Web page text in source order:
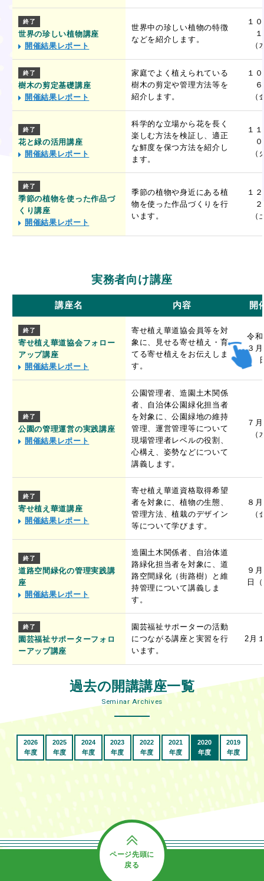
終了
世界の珍しい植物講座
開催結果レポート
世界中の珍しい植物の特徴
などを紹介します。
１
（
終了
樹木の剪定基礎講座
開催結果レポート
家庭でよく植えられている
樹木の剪定や管理方法等を
紹介します。
１
（
終了
花と緑の活用講座
開催結果レポート
科学的な立場から花を長く
楽しむ方法を検証し、適正
な鮮度を保つ方法を紹介し
ます。
１
（
終了
季節の植物を使った作品づ
くり講座
開催結果レポート
季節の植物や身近にある植
物を使った作品づくりを行
います。
１
（
実務者向け講座
講座名 内容 開
終了
寄せ植え華道協会フォロー
アップ講座
開催結果レポート
寄せ植え華道協会員等を対
象に、見せる寄せ植え・育
てる寄せ植えをお伝えしま
す。
令
３
終了
公園の管理運営の実践講座
開催結果レポート
公園管理者、造園土木関係
者、自治体公園緑化担当者
を対象に、公園緑地の維持
管理、運営管理等について
現場管理者レベルの役割、
心構え、姿勢などについて
講義します。
７
（
終了
寄せ植え華道講座
開催結果レポート
寄せ植え華道資格取得希望
者を対象に、植物の生態、
管理方法、植栽のデザイン
等について学びます。
８
（
終了
道路空間緑化の管理実践講
座
開催結果レポート
造園土木関係者、自治体道
路緑化担当者を対象に、道
路空間緑化（街路樹）と維
持管理について講義しま
す。
９
日
終了
園芸福祉サポーターフォロ
ーアップ講座
園芸福祉サポーターの活動
につながる講座と実習を行
います。
2月
過去の開講講座一覧
Seminar Archives
2026
年度
2025
年度
2024
年度
2023
年度
2022
年度
2021
年度
2020
年度
2019
年度
ページ先頭に
戻る